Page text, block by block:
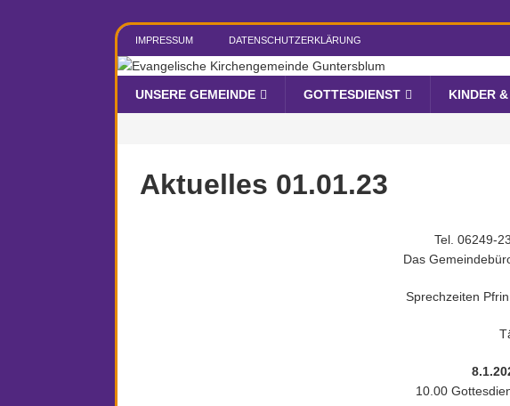
IMPRESSUM DATENSCHUTZERKLÄRUNG
UNSERE GEMEINDE GOTTESDIENST KINDER
Aktuelles 01.01.23
Tel. 06249-
Das
Sprechzeiten
10.00